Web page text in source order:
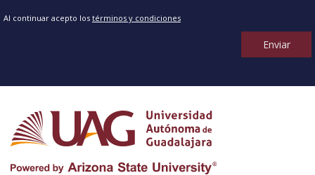
Al continuar acepto los términos y condiciones
Enviar